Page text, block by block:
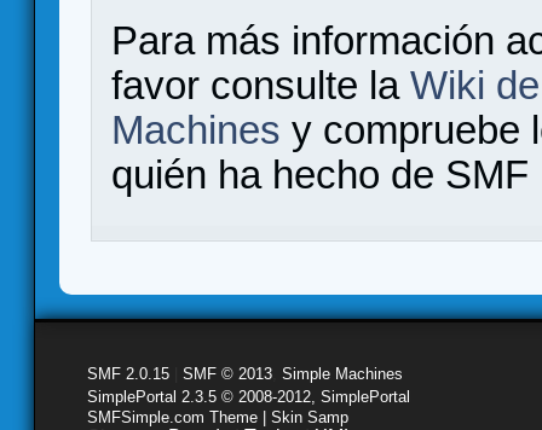
Para más información
favor consulte la Wiki
Machines y compruebe
quién ha hecho de
SMF 2.0.15 SMF © 2013 Simple Machines
SimplePortal 2.3.5 © 2008-2012, SimplePortal
SMFSimple.com Theme | Skin Samp